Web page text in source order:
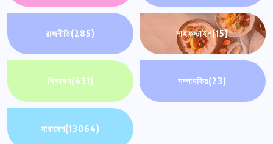
রাজনীতি(285) লাইফস্টাইল(15)
শিক্ষাঙ্গন(431) সম্পাদকিয়(23)
সারাদেশ(13064)